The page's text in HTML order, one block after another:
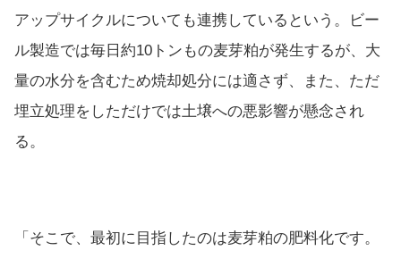
アップサイクルについても連携しているという。ビー
ル製造では毎日約10トンもの麦芽粕が発生するが、大
量の水分を含むため焼却処分には適さず、また、ただ
埋立処理をしただけでは土壌への悪影響が懸念され
る。
「そこで、最初に目指したのは麦芽粕の肥料化です。